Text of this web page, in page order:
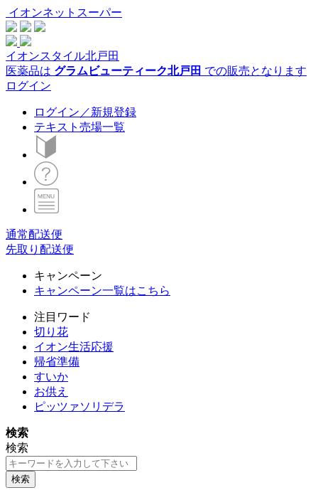
イオンネットスーパー
イオンスタイル北戸田
医薬品は グラムビューティーク北戸田 での販売となります
ログイン
ログイン／新規登録
テキスト売場一覧
通常配送便
先取り配送便
キャンペーン
キャンペーン一覧はこちら
注目ワード
切り花
イオン生活応援
帰省準備
すいか
お供え
ピッツァソリデラ
検索
検索
検索